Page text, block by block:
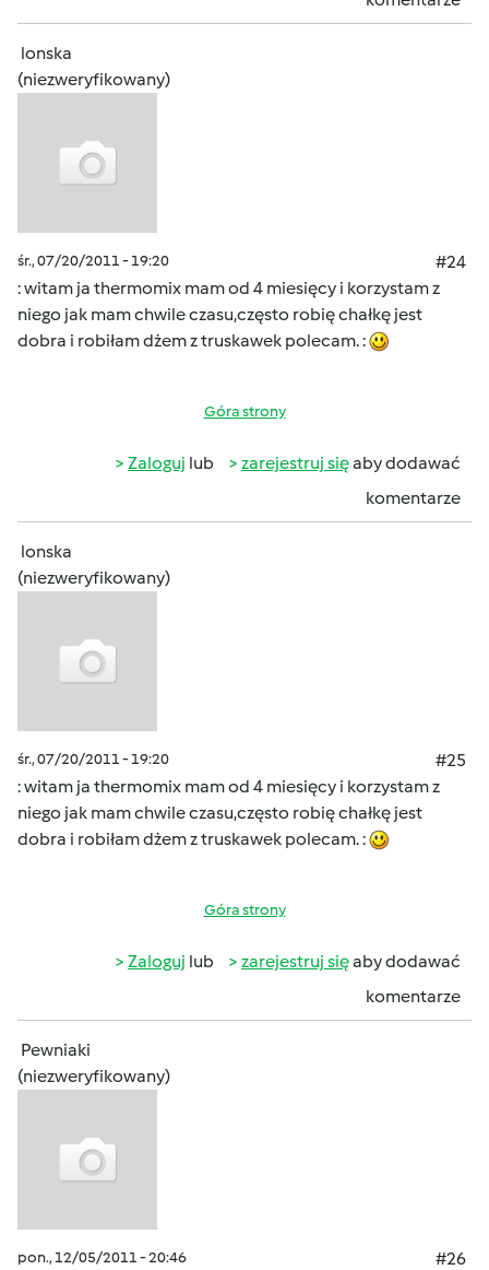
lonska
(niezweryfikowany)
śr., 07/20/2011 - 19:20
#24
: witam ja thermomix mam od 4 miesięcy i korzystam z
niego jak mam chwile czasu,często robię chałkę jest
dobra i robiłam dżem z truskawek polecam. :
Góra strony
Zaloguj lub zarejestruj sięaby dodawać
komentarze
lonska
(niezweryfikowany)
śr., 07/20/2011 - 19:20
#25
: witam ja thermomix mam od 4 miesięcy i korzystam z
niego jak mam chwile czasu,często robię chałkę jest
dobra i robiłam dżem z truskawek polecam. :
Góra strony
Zaloguj lub zarejestruj sięaby dodawać
komentarze
Pewniaki
(niezweryfikowany)
pon., 12/05/2011 - 20:46
#26